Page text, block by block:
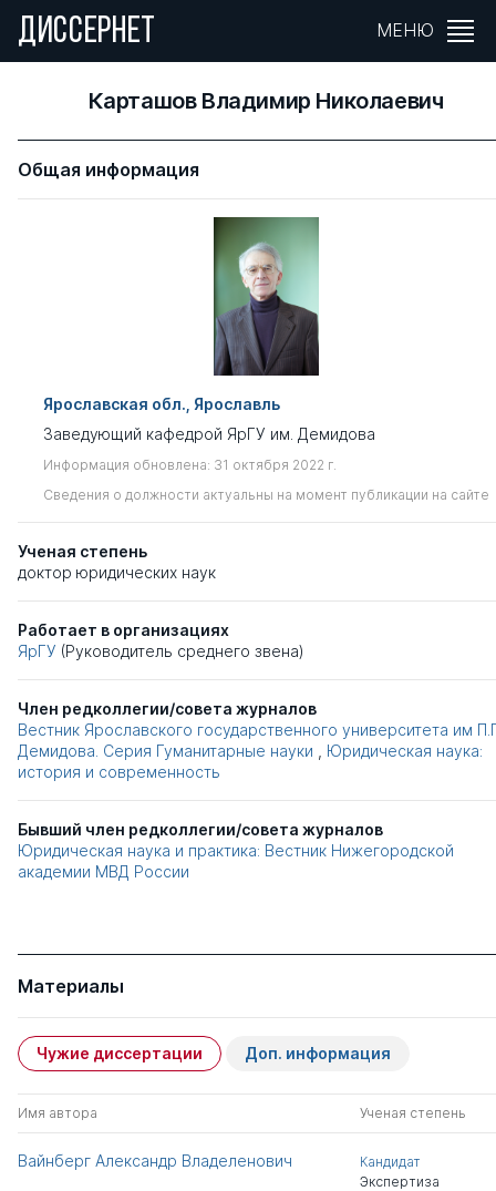
ДИССЕРНЕТ МЕНЮ
Карташов Владимир Николаевич
Общая информация
Ярославская обл., Ярославль
Заведующий кафедрой ЯрГУ им. Демидова
Информация обновлена: 31 октября 2022 г.
Сведения о должности актуальны на момент публикации на сайте
Ученая степень
доктор юридических наук
Работает в организациях
ЯрГУ (Руководитель среднего звена)
Член редколлегии/совета журналов
Вестник Ярославского государственного университета им
Демидова. Серия Гуманитарные науки
Юридическая наука:
история и современность
Бывший член редколлегии/совета журналов
Юридическая наука и практика: Вестник Нижегородской
академии МВД России
Материалы
Чужие диссертации Доп. информация
Имя автора Ученая степень
Вайнберг Александр Владеленович
Кандидат
Экспертиза